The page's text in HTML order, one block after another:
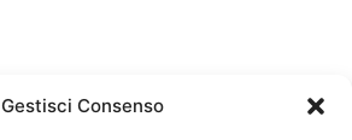
Gestisci Consenso